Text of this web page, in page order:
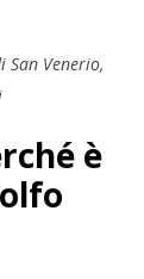
San Venerio,
è